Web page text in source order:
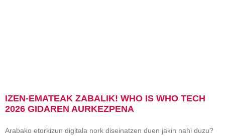
IZEN-EMATEAK ZABALIK! WHO IS WHO TECH
2026 GIDAREN AURKEZPENA
Arabako etorkizun digitala nork diseinatzen duen jakin nahi duzu?